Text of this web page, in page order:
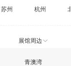
苏州 杭州
展馆周边
青澳湾